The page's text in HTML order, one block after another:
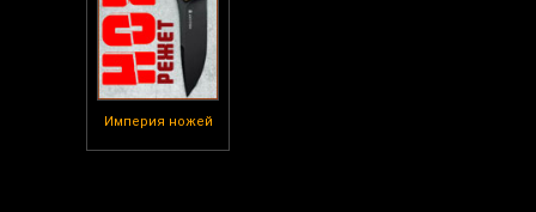
Империя ножей